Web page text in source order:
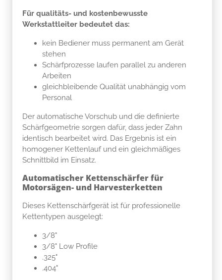
Für qualitäts- und kostenbewusste
Werkstattleiter bedeutet das:
kein Bediener muss permanent am Gerät
stehen
Schärfprozesse laufen parallel zu anderen
Arbeiten
gleichbleibende Qualität unabhängig vom
Personal
Der automatische Vorschub und die definierte
Schärfgeometrie sorgen dafür, dass jeder Zahn
identisch bearbeitet wird. Das Ergebnis ist ein
homogener Kettenlauf und ein gleichmäßiges
Schnittbild im Einsatz.
Automatischer Kettenschärfer für
Motorsägen- und Harvesterketten
Dieses Kettenschärfgerät ist für professionelle
Kettentypen ausgelegt:
3/8"
3/8" Low Profile
.325"
.404"